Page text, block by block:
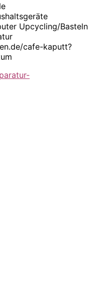
Upcycling/Basteln
cafe-kaputt?